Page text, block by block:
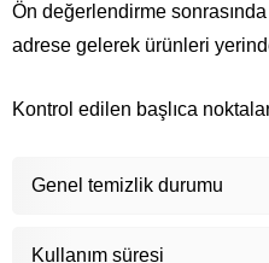
Ön değerlendirme
adrese gelerek ürünleri
Kontrol edilen başlıca
Genel temizlik durumu
Kullanım süresi